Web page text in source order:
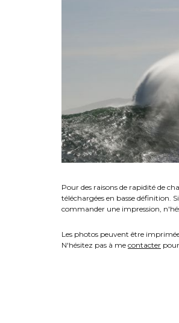
Pour des raisons de rapidité de
téléchargées en basse définition.
commander une impression,
Les photos peuvent être
N'hésitez pas à me contacter